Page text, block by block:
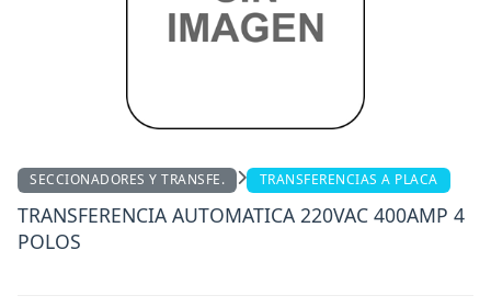
SECCIONADORES Y TRANSFE. TRANSFERENCIAS A PLACA
TRANSFERENCIA AUTOMATICA 220VAC 400AMP 4
POLOS